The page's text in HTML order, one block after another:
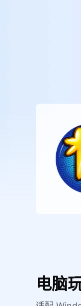
电脑